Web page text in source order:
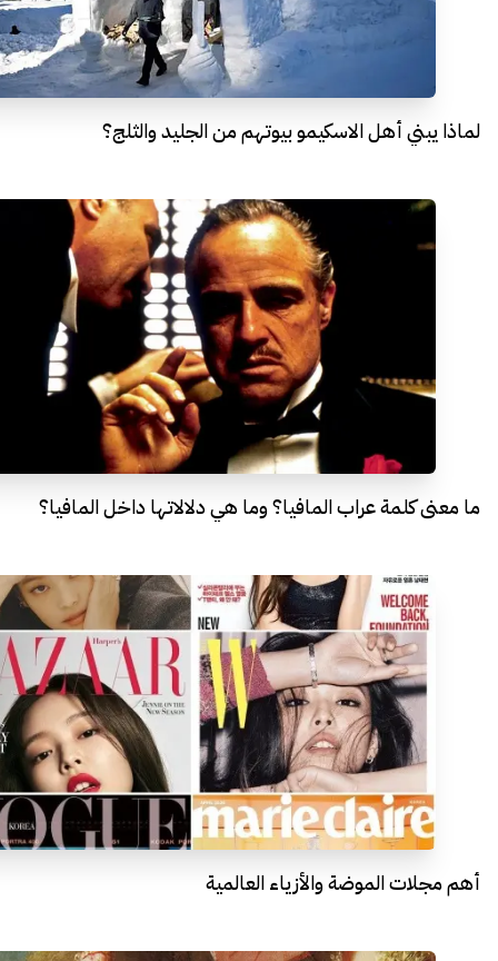
لماذا يبني أهل الاسكيمو بيوتهم من الجليد والثلج؟
ما معنى كلمة عراب المافيا؟ وما هي دلالاتها داخل المافيا؟
أهم مجلات الموضة والأزياء العالمية